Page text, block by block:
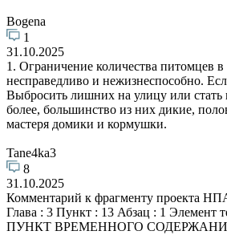
Bogena
1
31.10.2025
1. Ограничение количества питомцев в
несправедливо и нежизнеспособно.
Выбросить лишних на улицу или стать
более, большинство из них дикие,
мастеря домики и кормушки.
Tane4ka3
8
31.10.2025
Комментарий к фрагменту проекта
Глава : 3 Пункт : 13 Абзац : 1
ПУНКТ ВРЕМЕННОГО